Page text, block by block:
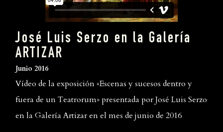
José Luis Serzo en la Galería
ARTIZAR
Junio 2016
Vídeo de la exposición «Escenas y sucesos dentro y
fuera de un Teatrorum» presentada por José Luis Serzo
en la Galería Artizar en el mes de junio de 2016